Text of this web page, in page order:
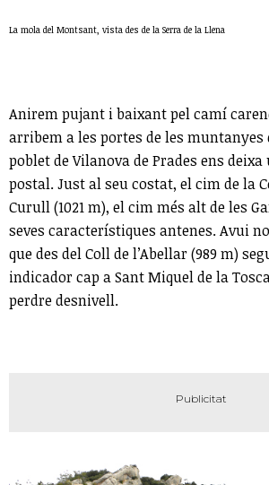
La mola del Montsant, vista des de la Serra de la Llena
Anirem pujant i baixant pel camí
arribem a les portes de les muntanyes
poblet de Vilanova de Prades ens
postal. Just al seu costat, el cim de la
Curull (1021 m), el cim més alt de les
seves característiques antenes. Avui
que des del Coll de l’Abellar (989 m)
indicador cap a Sant Miquel de la
perdre desnivell.